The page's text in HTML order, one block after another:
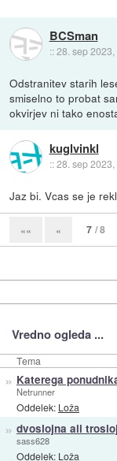
BCSman
::28. sep 2023,
Odstranitev starih
smiselno to probat
okvirjev ni tako
kuglvinkl
::28. sep 2023,
Jaz bi. Vcas se je
«« « 7 / 8
Vredno ogleda ...
Tema
» Katerega
Netrunner
Oddelek: Loža
» dvoslojna ali
sass628
Oddelek: Loža